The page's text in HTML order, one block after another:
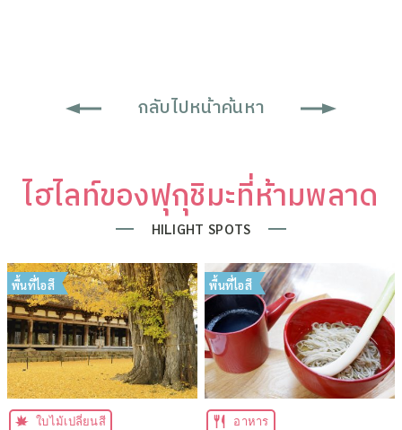
กลับไปหน้าค้นหา
ไฮไลท์ของฟุกุชิมะที่ห้ามพลาด
HILIGHT SPOTS
พื้นที่ไอสึ
ใบไม้เปลี่ยนสี
พื้นที่ไอสึ
อาหาร